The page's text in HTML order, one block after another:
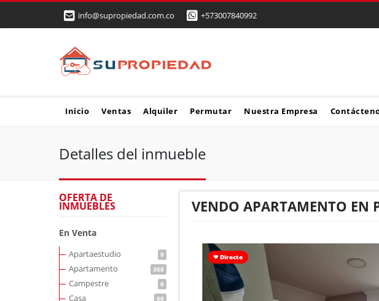
info@supropiedad.com.co +573007840992
Inicio Ventas Alquiler Permutar Nuestra Empresa
Detalles del inmueble
OFERTA DE
INMUEBLES
En Venta
Apartaestudio 9
Apartamento 368
Campestre 6
Casa 60
VENDO APARTAMENTO EN
❤ Directo